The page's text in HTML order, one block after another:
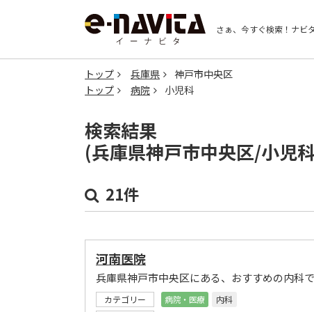
さぁ、今すぐ検索！ ナビ
トップ 兵庫県
神戸市中央区
トップ
病院 小児科
検索結果
(兵庫県神戸市中央区/小児
21件
河南医院
兵庫県神戸市中央区にある、おすすめの内科
カテゴリー 病院・医療
内科